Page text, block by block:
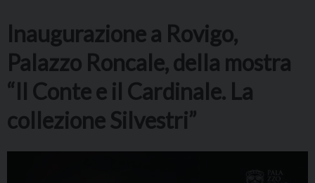
Inaugurazione a Rovigo,
Palazzo Roncale, della mostra
“Il Conte e il Cardinale. La
collezione Silvestri”